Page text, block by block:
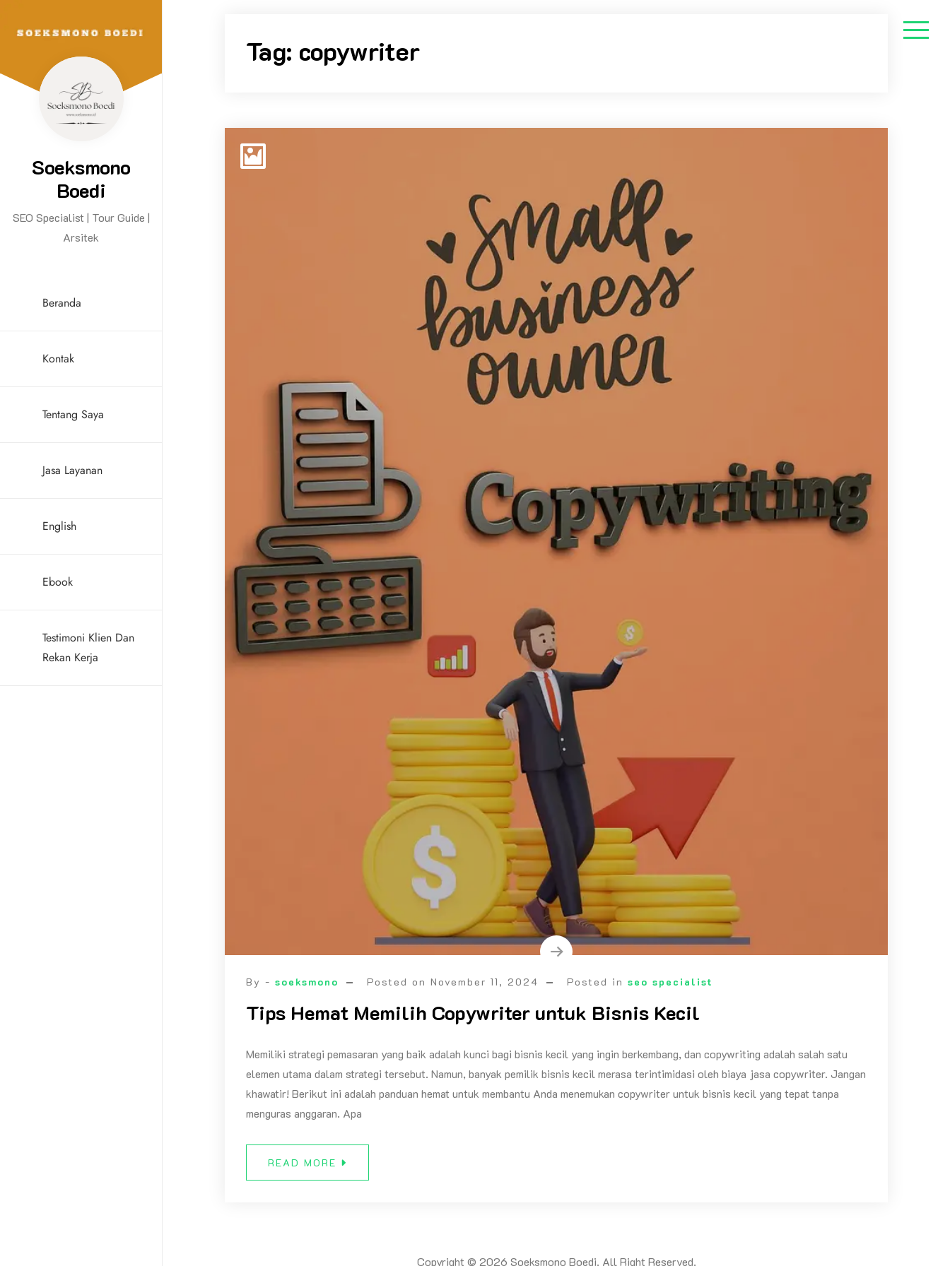
Soeksmono
Boedi
SEO Specialist | Tour Guide |
Arsitek
Beranda
Kontak
Tentang Saya
Jasa Layanan
English
Ebook
Testimoni Klien Dan
Rekan Kerja
Tag: copywriter
By -soeksmono Posted onNovember 11, 2024 Posted inseo specialist
Tips Hemat Memilih Copywriter untuk Bisnis Kecil
Memiliki strategi pemasaran yang baik adalah kunci bagi bisnis kecil yang ingin berkembang, dan copywriting adalah salah satu
elemen utama dalam strategi tersebut. Namun, banyak pemilik bisnis kecil merasa terintimidasi oleh biaya jasa copywriter. Jangan
khawatir! Berikut ini adalah panduan hemat untuk membantu Anda menemukan copywriter untuk bisnis kecil yang tepat tanpa
menguras anggaran. Apa
READ MORE
Copyright © 2026 Soeksmono Boedi. All Right Reserved.